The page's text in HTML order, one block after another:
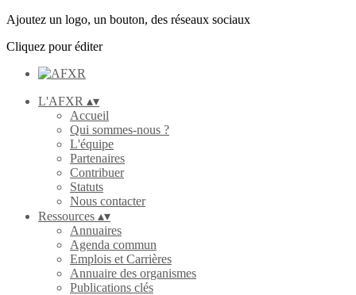
Ajoutez un logo, un bouton, des réseaux sociaux
Cliquez pour éditer
L'AFXR ▴▾
Accueil
Qui sommes-nous ?
L'équipe
Partenaires
Contribuer
Statuts
Nous contacter
Ressources ▴▾
Annuaires
Agenda commun
Emplois et Carrières
Annuaire des organismes
Publications clés